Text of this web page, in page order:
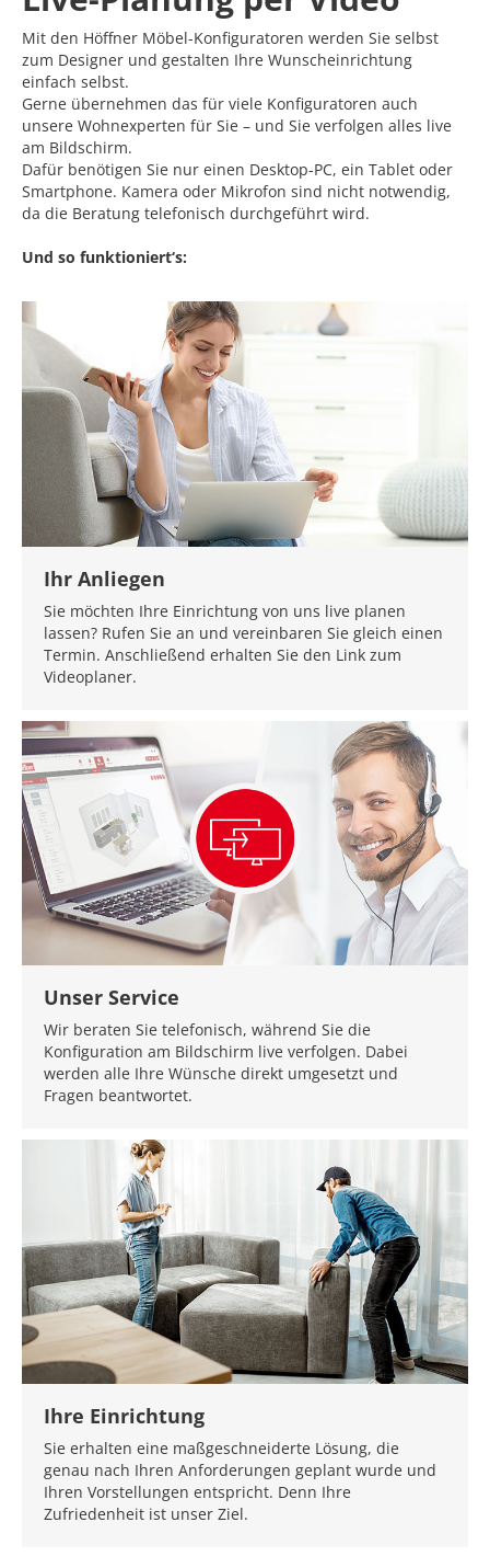
Mit den Höffner Möbel-Konfiguratoren werden Sie selbst
zum Designer und gestalten Ihre Wunscheinrichtung
einfach selbst.
Gerne übernehmen das für viele Konfiguratoren auch
unsere Wohnexperten für Sie – und Sie verfolgen alles live
am Bildschirm.
Dafür benötigen Sie nur einen Desktop-PC, ein Tablet oder
Smartphone. Kamera oder Mikrofon sind nicht notwendig,
da die Beratung telefonisch durchgeführt wird.
Und so funktioniert‘s:
Ihr Anliegen
Sie möchten Ihre Einrichtung von uns live planen
lassen? Rufen Sie an und vereinbaren Sie gleich einen
Termin. Anschließend erhalten Sie den Link zum
Videoplaner.
Unser Service
Wir beraten Sie telefonisch, während Sie die
Konfiguration am Bildschirm live verfolgen. Dabei
werden alle Ihre Wünsche direkt umgesetzt und
Fragen beantwortet.
Ihre Einrichtung
Sie erhalten eine maßgeschneiderte Lösung, die
genau nach Ihren Anforderungen geplant wurde und
Ihren Vorstellungen entspricht. Denn Ihre
Zufriedenheit ist unser Ziel.